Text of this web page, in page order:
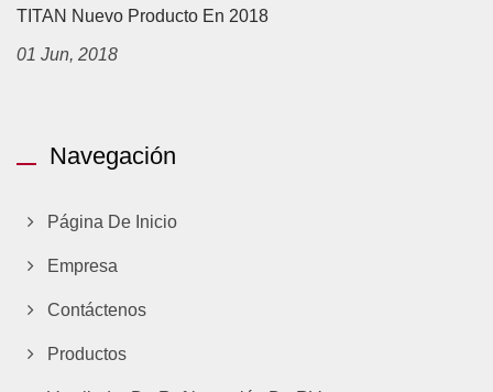
TITAN Nuevo Producto En 2018
01 Jun, 2018
Navegación
Página De Inicio
Empresa
Contáctenos
Productos